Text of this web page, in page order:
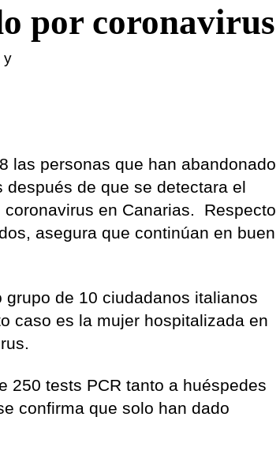
por coronavirus
y
las personas que han abandonado
de que se detectara el
en Canarias. Respecto
asegura que continúan en buen
de 10 ciudadanos italianos
caso es la mujer hospitalizada en
250 tests PCR tanto a huéspedes
confirma que solo han dado